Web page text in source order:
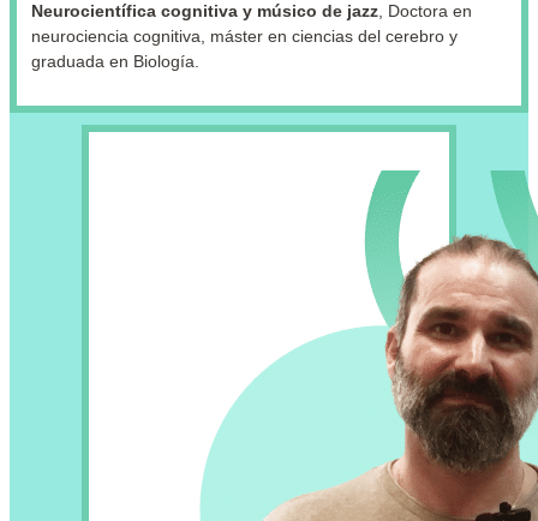
Neurocientífica cognitiva y músico de jazz, Doctora en
neurociencia cognitiva, máster en ciencias del cerebro y
graduada en Biología.